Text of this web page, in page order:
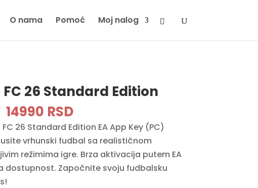
O nama Pomoć Moj nalog
FC 26 Standard Edition
Original
price
was:
19990 RSD.
14990 RSDCurrent
price
is:
14990 RSD.
FC 26 Standard Edition EA App Key (PC)
vrhunski fudbal sa realističnom
režimima igre. Brza aktivacija putem EA
dostupnost. Započnite svoju fudbalsku